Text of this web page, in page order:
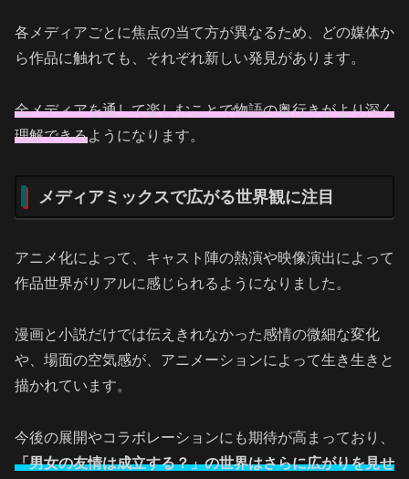
各メディアごとに焦点の当て方が異なるため、どの媒体か
ら作品に触れても、それぞれ新しい発見があります。
全メディアを通して楽しむことで物語の奥行きがより深く
理解できるようになります。
メディアミックスで広がる世界観に注目
アニメ化によって、キャスト陣の熱演や映像演出によって
作品世界がリアルに感じられるようになりました。
漫画と小説だけでは伝えきれなかった感情の微細な変化
や、場面の空気感が、アニメーションによって生き生きと
描かれています。
今後の展開やコラボレーションにも期待が高まっており、
「男女の友情は成立する？」の世界はさらに広がりを見せ